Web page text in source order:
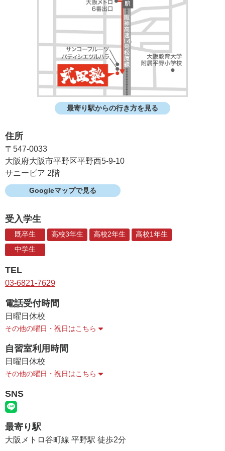
最寄り駅からの行き方を見る
住所
〒547-0033
大阪府大阪市平野区平野西5-9-10
サニーピア 2階
Googleマップで見る
受入学生
既卒生 高校3年生 高校2年生
高校1年生
中学生
TEL
03-6821-7629
電話受付時間
日曜日 休校
その他の曜日・祝日はこちら
自習室利用時間
日曜日 休校
その他の曜日・祝日はこちら
SNS
最寄り駅
大阪メトロ谷町線 平野駅 徒歩2分